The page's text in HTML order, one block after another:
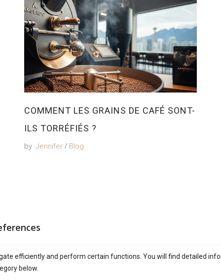
efficiently and perform certain functions. You will find detailed
below.
COMMENT LES GRAINS DE CAFÉ SONT-
ILS TORRÉFIÉS ?
by Jennifer Blog